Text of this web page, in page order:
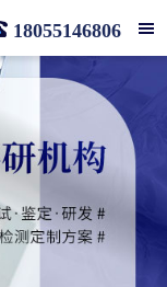
18055146806